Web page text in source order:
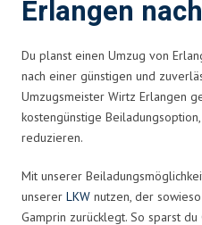
Erlangen
Du planst einen Umzug von
nach einer günstigen und
Umzugsmeister Wirtz Erlangen
kostengünstige
reduzieren.
Mit unserer
unserer LKW nutzen, der
Gamprin zurücklegt. So sparst